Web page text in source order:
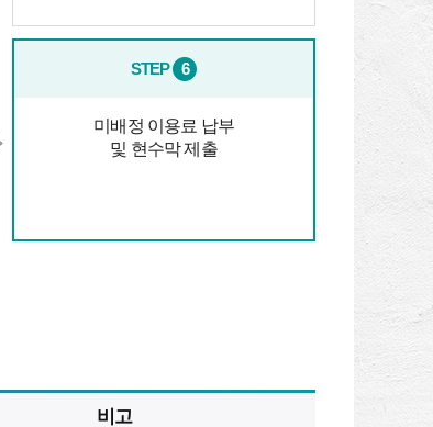
STEP 6
미배정 이용료 납부
및 현수막 제출
비고